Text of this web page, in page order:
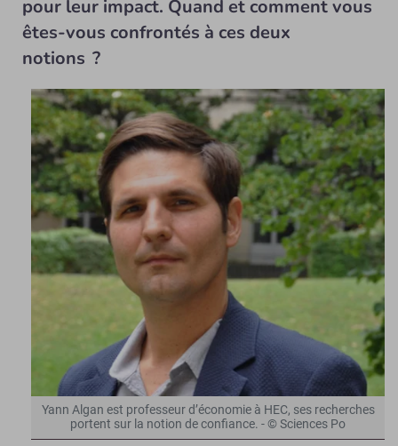
pour leur impact. Quand et comment vous
êtes-vous confrontés à ces deux
notions ?
Yann Algan est professeur d’économie à HEC, ses recherches
portent sur la notion de confiance. - © Sciences Po